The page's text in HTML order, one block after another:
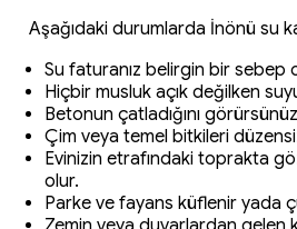
Aşağıdaki durumlarda İnönü su
Su faturanız belirgin bir sebep
Hiçbir musluk açık değilken
Betonun çatladığını
Çim veya temel bitkileri
Evinizin etrafındaki toprakta
olur.
Parke ve fayans küflenir yada